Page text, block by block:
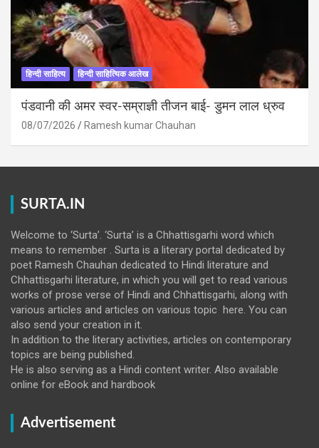
हिन्दी साहित्य हिन्दी साहित्यिक आलेख
पंडवानी की अमर स्वर-सम्राज्ञी तीजन बाई- डुमन लाल ध्रुव
08/07/2026 Ramesh kumar Chauhan
SURTA.IN
Welcome to ‘Surta’. ‘Surta’ is a Chhattisgarhi word which
means to remember . Surta is a literary portal dedicated by
poet Ramesh Chauhan dedicated to Hindi literature and
Chhattisgarhi literature, in which you will get to read various
works of prose verse of Hindi and Chhattisgarhi, along with
various articles and articles on various topic here. You can
also send your creation in it.
In addition to the literary activities, articles on contemporary
topics are being published.
He is also serving as a Hindi content writer. Also available
online for eBook and hardbook
Advertisement